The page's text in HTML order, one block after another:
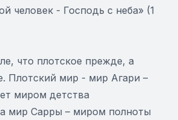
человек - Господь с неба» (1
что плотское прежде, а
Плотский мир - мир Агари –
миром детства
а мир Сарры – миром полноты